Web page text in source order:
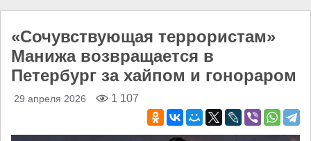
«Сочувствующая террористам»
Манижа возвращается в
Петербург за хайпом и гонораром
29 апреля 2026 1 107